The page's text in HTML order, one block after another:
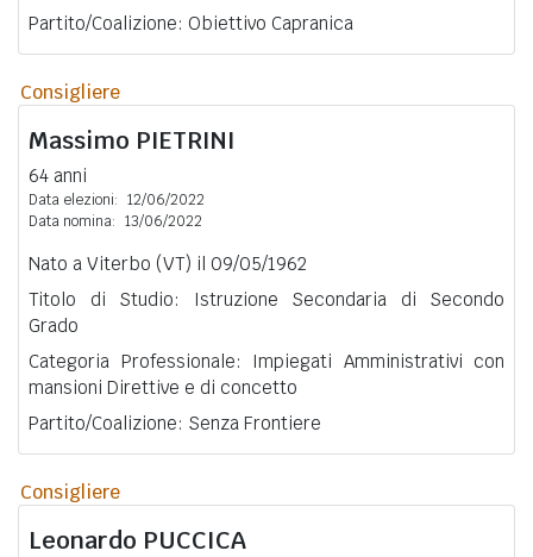
Partito/Coalizione: Obiettivo Capranica
Consigliere
Massimo PIETRINI
64 anni
Data elezioni: 12/06/2022
Data nomina: 13/06/2022
Nato a Viterbo (VT) il 09/05/1962
Titolo di Studio: Istruzione Secondaria di Secondo
Grado
Categoria Professionale: Impiegati Amministrativi con
mansioni Direttive e di concetto
Partito/Coalizione: Senza Frontiere
Consigliere
Leonardo PUCCICA